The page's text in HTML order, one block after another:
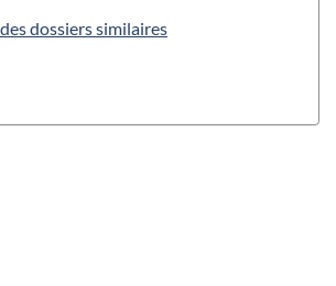
dossiers similaires